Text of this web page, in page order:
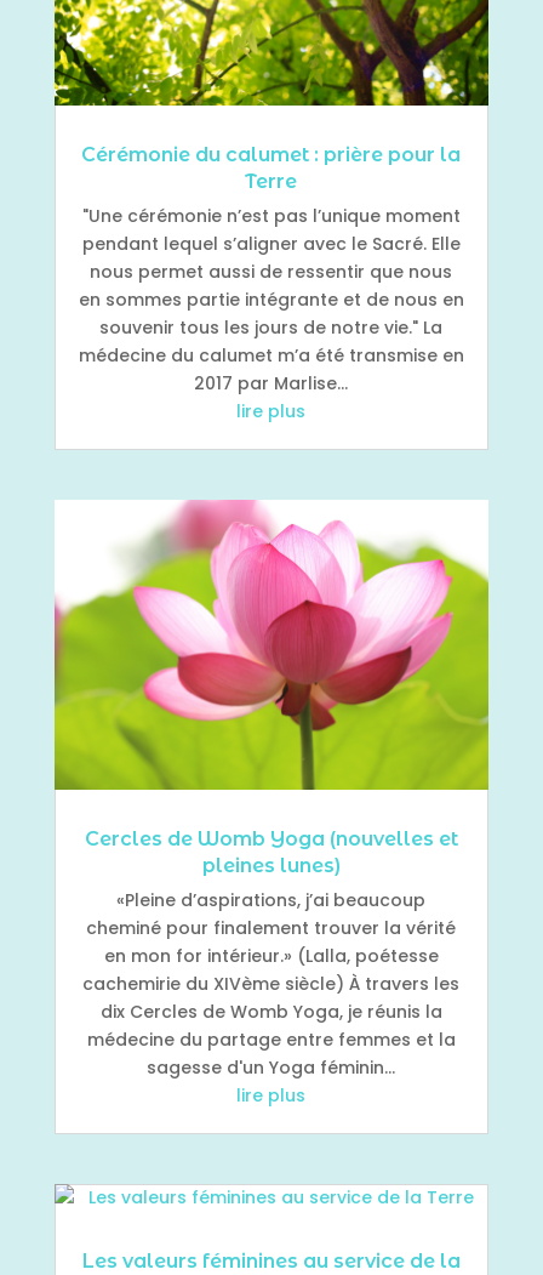
Cérémonie du calumet : prière pour la
Terre
"Une cérémonie n’est pas l’unique moment
pendant lequel s’aligner avec le Sacré. Elle
nous permet aussi de ressentir que nous
en sommes partie intégrante et de nous en
souvenir tous les jours de notre vie." La
médecine du calumet m’a été transmise en
2017 par Marlise...
lire plus
Cercles de Womb Yoga (nouvelles et
pleines lunes)
«Pleine d’aspirations, j’ai beaucoup
cheminé pour finalement trouver la vérité
en mon for intérieur.» (Lalla, poétesse
cachemirie du XIVème siècle) À travers les
dix Cercles de Womb Yoga, je réunis la
médecine du partage entre femmes et la
sagesse d'un Yoga féminin...
lire plus
Les valeurs féminines au service de la